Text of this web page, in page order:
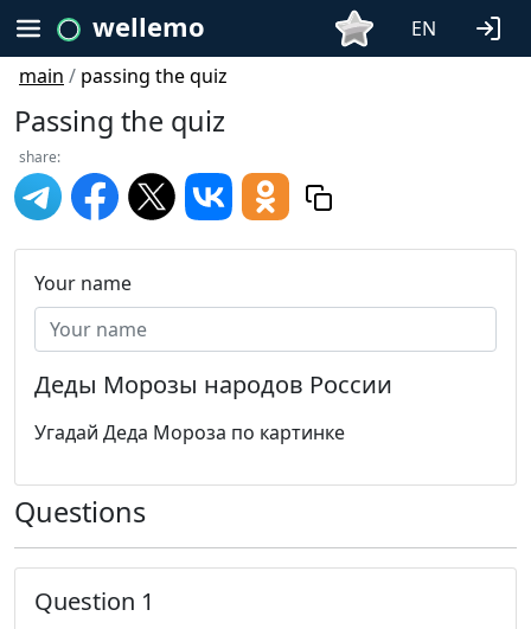
wellemo
EN
main / passing the quiz
Passing the quiz
share:
Your name
Деды Морозы народов России
Угадай Деда Мороза по картинке
Questions
Question 1